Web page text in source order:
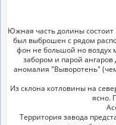
Южная часть долины состоит
был выброшен с рядом
фон не большой но воздух
забором и парой ангаров
аномалия "Выворотень"
Из склона котловины на
ясно.
Территория завода